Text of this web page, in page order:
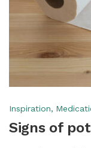
Inspiration
Signs of